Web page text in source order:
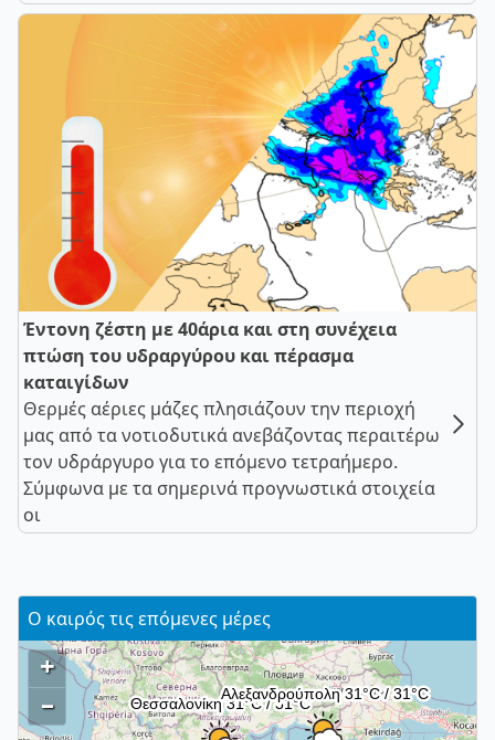
Έντονη ζέστη με 40άρια και στη συνέχεια
πτώση του υδραργύρου και πέρασμα
καταιγίδων
Θερμές αέριες μάζες πλησιάζουν την περιοχή
μας από τα νοτιοδυτικά ανεβάζοντας περαιτέρω
τον υδράργυρο για το επόμενο τετραήμερο.
Σύμφωνα με τα σημερινά προγνωστικά στοιχεία
οι
Ο καιρός τις επόμενες μέρες
+
–